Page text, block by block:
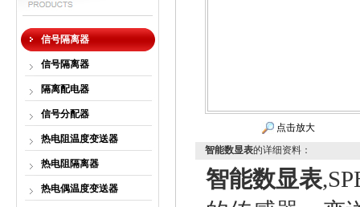
信号隔离器
信号隔离器
隔离配电器
信号分配器
热电阻温度变送器
热电阻隔离器
热电偶温度变送器
点击放大
智能数显表的详细资料：
智能数显表